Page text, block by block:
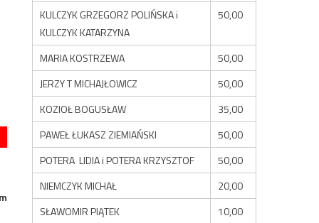
KULCZYK GRZEGORZ POLIŃSKA i
KULCZYK KATARZYNA
50,00
MARIA KOSTRZEWA
50,00
JERZY T MICHAJŁOWICZ
50,00
KOZIOŁ BOGUSŁAW
35,00
PAWEŁ ŁUKASZ ZIEMIAŃSKI
50,00
POTERA LIDIA i POTERA KRZYSZTOF
50,00
NIEMCZYK MICHAŁ
20,00
SŁAWOMIR PIĄTEK
10,00